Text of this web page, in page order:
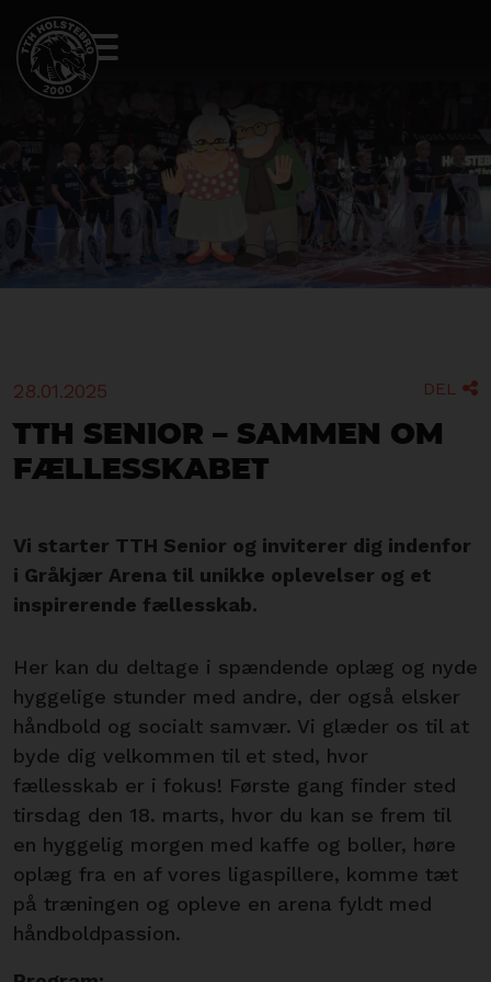
28.01.2025 DEL 
TTH Senior – Sammen om
fællesskabet
Vi starter TTH Senior og inviterer dig indenfor
i Gråkjær Arena til unikke oplevelser og et
inspirerende fællesskab.
Her kan du deltage i spændende oplæg og nyde
hyggelige stunder med andre, der også elsker
håndbold og socialt samvær. Vi glæder os til at
byde dig velkommen til et sted, hvor
fællesskab er i fokus! Første gang finder sted
tirsdag den 18. marts, hvor du kan se frem til
en hyggelig morgen med kaffe og boller, høre
oplæg fra en af vores ligaspillere, komme tæt
på træningen og opleve en arena fyldt med
håndboldpassion.